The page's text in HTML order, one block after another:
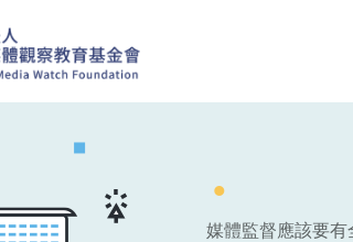
媒體監督應該要